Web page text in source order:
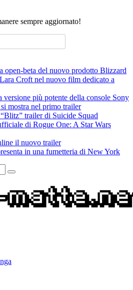
sempre aggiornato!
open-beta del nuovo prodotto Blizzard
Croft nel nuovo film dedicato a
più potente della console Sony
mostra nel primo trailer
trailer di Suicide Squad
di Rogue One: A Star Wars
il nuovo trailer
in una fumetteria di New York